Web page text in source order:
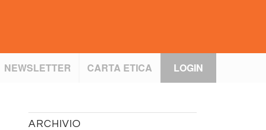
NEWSLETTER CARTA ETICA LOGIN
ARCHIVIO